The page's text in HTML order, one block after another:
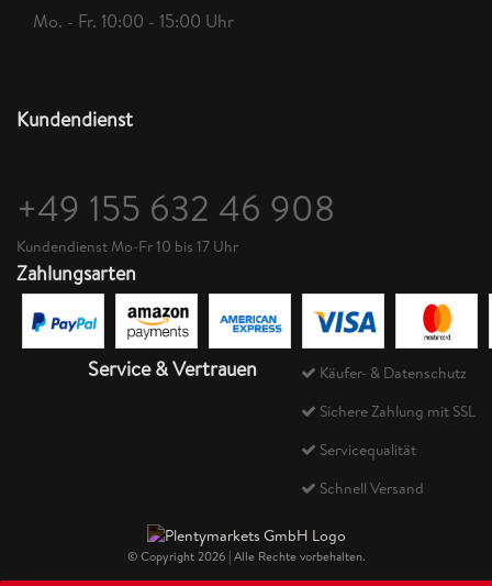
Mo. - Fr. 10:00 - 15:00 Uhr
Kundendienst
+49 155 632 46 908
Kundendienst Mo-Fr 10 bis 17 Uhr
Zahlungsarten
Service & Vertrauen
Käufer- & Datenschutz
Sichere Zahlung mit SSL
Servicequalität
Schnell Versand
© Copyright 2026 | Alle Rechte vorbehalten.